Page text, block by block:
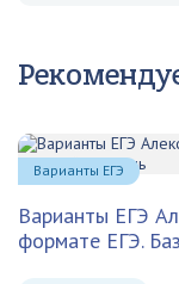
Варианты ЕГЭ
формате ЕГЭ.
Варианты ЕГЭ